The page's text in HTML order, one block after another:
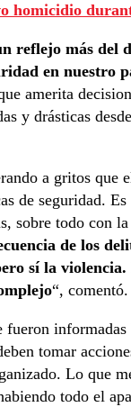
homicidio
reflejo más del
en nuestro
amerita
y drásticas
a gritos que
de seguridad. Es
sobre todo con
de los
sí la violencia.
“, comentó.
fueron informadas
tomar
Lo que
todo el